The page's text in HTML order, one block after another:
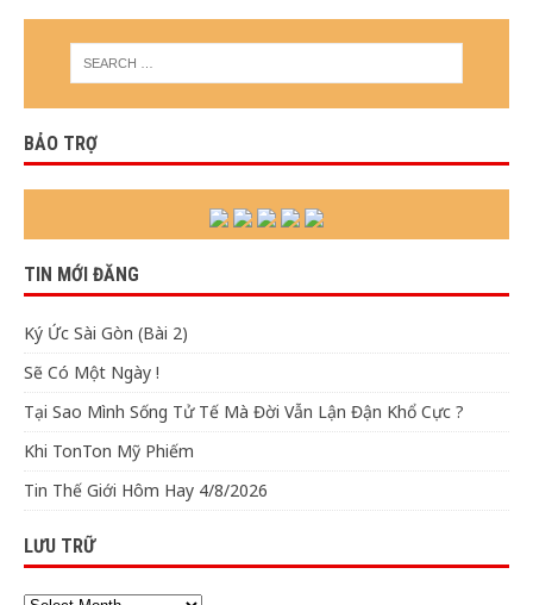
BẢO TRỢ
TIN MỚI ĐĂNG
Ký Ức Sài Gòn (Bài 2)
Sẽ Có Một Ngày !
Tại Sao Mình Sống Tử Tế Mà Đời Vẫn Lận Đận Khổ Cực ?
Khi TonTon Mỹ Phiếm
Tin Thế Giới Hôm Hay 4/8/2026
LƯU TRỮ